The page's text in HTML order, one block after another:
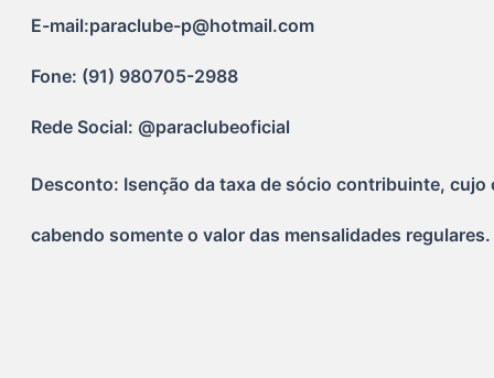
E-mail:paraclube-p@hotmail.com
Fone: (91) 980705-2988
Rede Social: @paraclubeoficial
Desconto: Isenção da taxa de sócio contribuinte, cujo
cabendo somente o valor das mensalidades regulares.